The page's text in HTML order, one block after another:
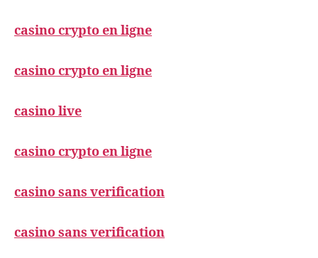
casino crypto en ligne
casino crypto en ligne
casino live
casino crypto en ligne
casino sans verification
casino sans verification